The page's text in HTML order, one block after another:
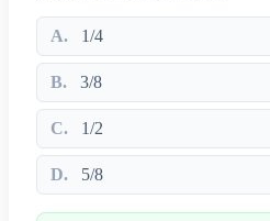
A. 1/4
B. 3/8
C. 1/2
D. 5/8